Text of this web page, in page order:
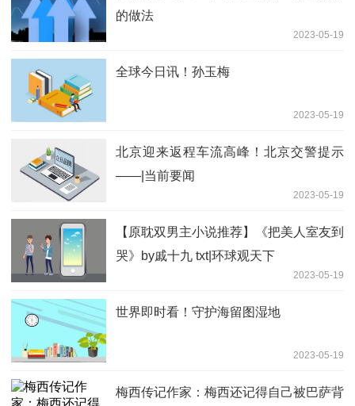
的做法
2023-05-19
全球今日讯！孙玉梅
2023-05-19
北京迎来返程车流高峰！北京交警提示
——|当前要闻
2023-05-19
【原耽双男主小说推荐】《把美人室友到
哭》by戚十九 txt|环球观天下
2023-05-19
世界即时看！守护海留图湿地
2023-05-19
梅西传记作家：梅西还记得自己被巴萨背